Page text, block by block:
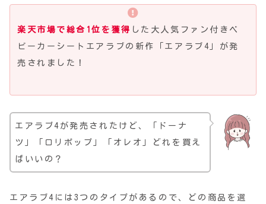
楽天市場で総合1位を獲得 した大人気ファン付きベ
ビーカーシートエアラブの新作「エアラブ4」が発
売されました！
エアラブ4が発売されたけど、「ドーナ
ツ」「ロリポップ」「オレオ」どれを買え
ばいいの？
エアラブ4には3つのタイプがあるので、どの商品を選